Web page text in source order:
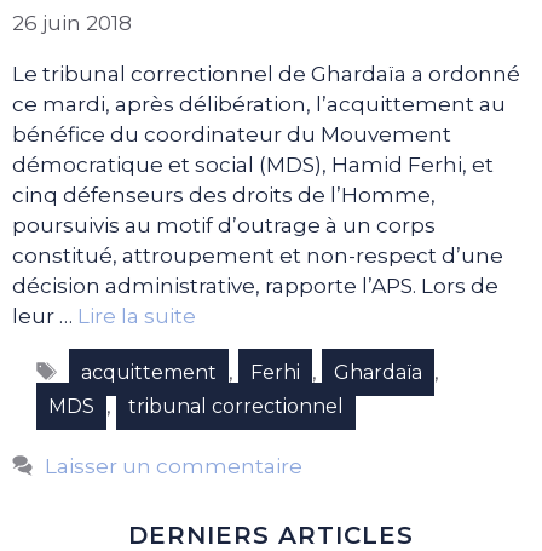
26 juin 2018
Le tribunal correctionnel de Ghardaïa a ordonné
ce mardi, après délibération, l’acquittement au
bénéfice du coordinateur du Mouvement
démocratique et social (MDS), Hamid Ferhi, et
cinq défenseurs des droits de l’Homme,
poursuivis au motif d’outrage à un corps
constitué, attroupement et non-respect d’une
décision administrative, rapporte l’APS. Lors de
leur … Lire la suite
Étiquettes
acquittement , Ferhi , Ghardaïa ,
MDS , tribunal correctionnel
Laisser un commentaire
DERNIERS ARTICLES